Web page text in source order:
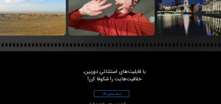
خلاقیت‌هایت را شکوفا کن!
ضبط ویدیوی 8K